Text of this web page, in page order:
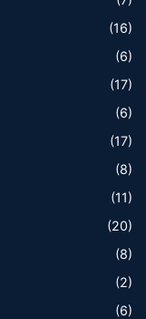
(16)
(6)
(17)
(6)
(17)
(8)
(11)
(20)
(8)
(2)
(6)